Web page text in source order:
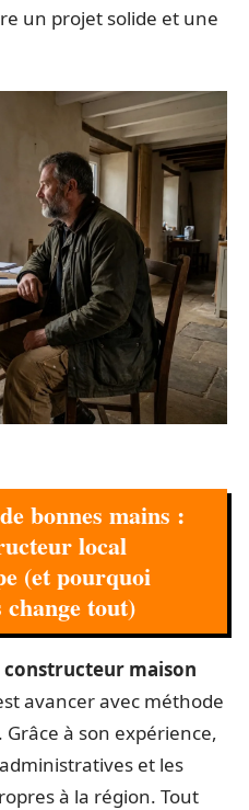
un projet solide et une
bonnes mains :
local
(et pourquoi
tout)
constructeur maison
avancer avec méthode
à son expérience,
et les
à la région. Tout